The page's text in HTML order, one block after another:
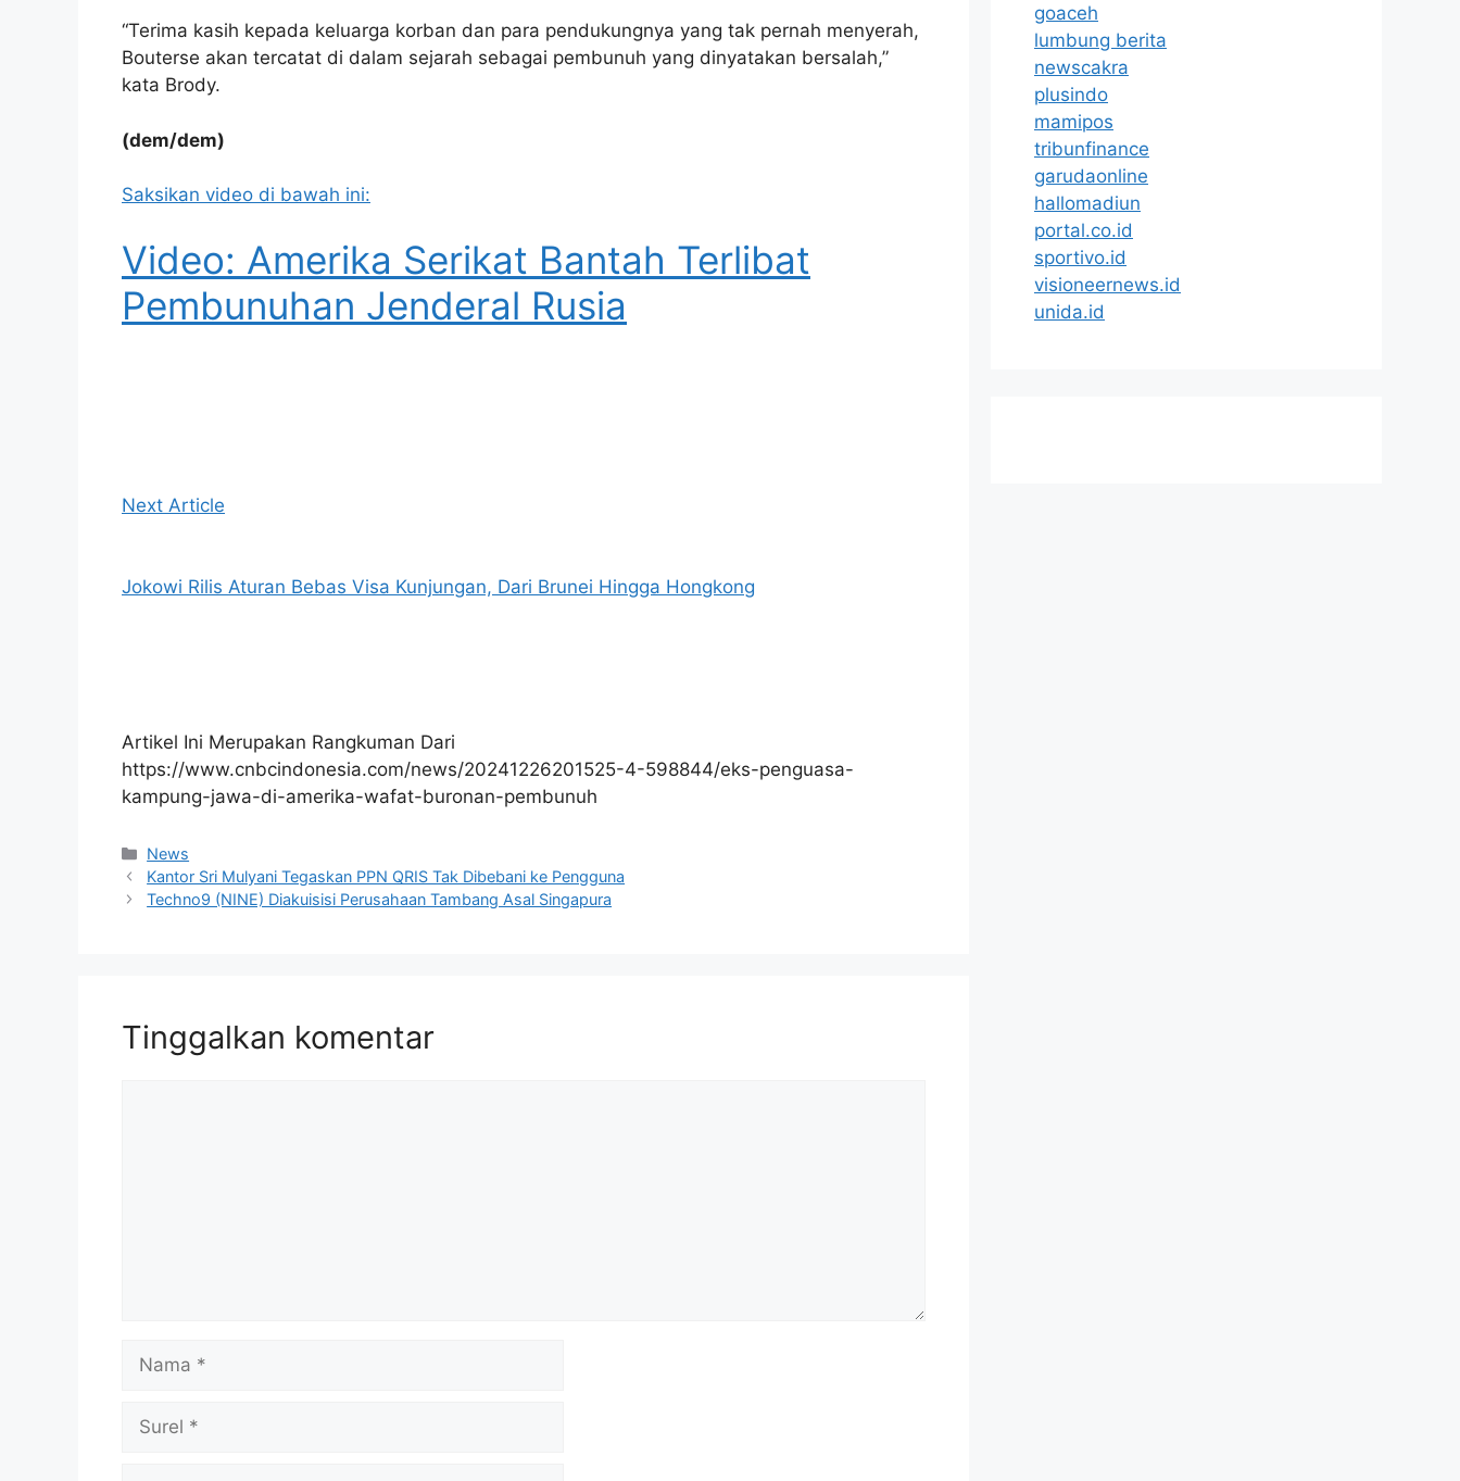
“Terima kasih kepada keluarga korban dan para pendukungnya yang tak pernah menyerah,
Bouterse akan tercatat di dalam sejarah sebagai pembunuh yang dinyatakan bersalah,”
kata Brody.
(dem/dem)
Saksikan video di bawah ini:
Video: Amerika Serikat Bantah Terlibat
Pembunuhan Jenderal Rusia
Next Article
Jokowi Rilis Aturan Bebas Visa Kunjungan, Dari Brunei Hingga Hongkong
Artikel Ini Merupakan Rangkuman Dari
https://www.cnbcindonesia.com/news/20241226201525-4-598844/eks-penguasa-
kampung-jawa-di-amerika-wafat-buronan-pembunuh
Kategori
News
Kantor Sri Mulyani Tegaskan PPN QRIS Tak Dibebani ke Pengguna
Techno9 (NINE) Diakuisisi Perusahaan Tambang Asal Singapura
Tinggalkan komentar
goaceh
lumbung berita
newscakra
plusindo
mamipos
tribunfinance
garudaonline
hallomadiun
portal.co.id
sportivo.id
visioneernews.id
unida.id